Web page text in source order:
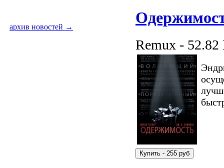
архив новостей →
Remux - 52.82